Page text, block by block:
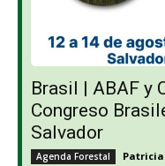
Brasil | ABAF y
Congreso
Salvador
Agenda Forestal Patricia